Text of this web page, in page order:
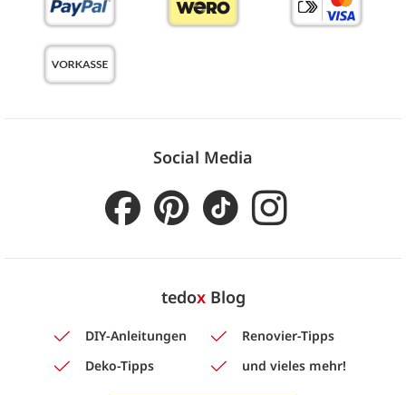
Social Media
tedoxBlog
DIY-Anleitungen
Renovier-Tipps
Deko-Tipps
und vieles mehr!